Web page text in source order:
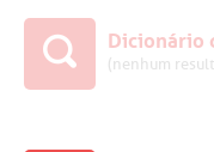
Dicionário
(nenhum